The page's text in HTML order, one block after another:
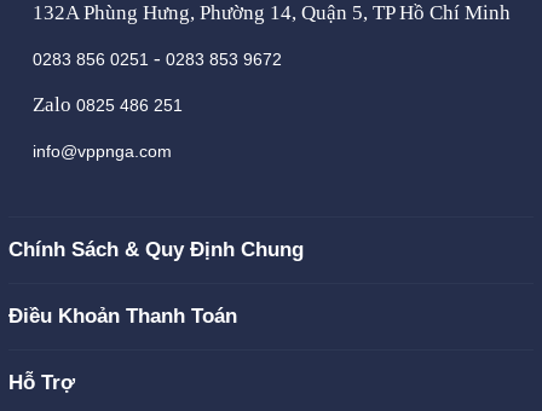
132A Phùng Hưng, Phường 14, Quận 5, TP Hồ Chí Minh
0283 856 0251 - 0283 853 9672
Zalo 0825 486 251
info@vppnga.com
Chính Sách & Quy Định Chung
Điều Khoản Thanh Toán
Hỗ Trợ